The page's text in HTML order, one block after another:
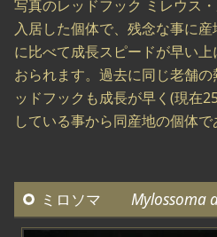
写真のレッドフック ミレウス
入居した個体で、残念な事に
に比べて成長スピードが早い
おられます。過去に同じ老舗
ッドフックも成長が早く(現在
している事から同産地の個体で
ミロソマ Mylossoma